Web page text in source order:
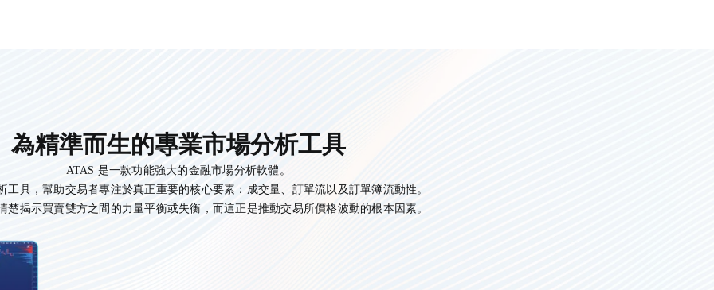
為精準而生的專業市場分析工具
ATAS 是一款功能強大的金融市場分析軟體。
工具，幫助交易者專注於真正重要的核心要素：成交量、訂單流以及訂單簿流動性。
楚揭示買賣雙方之間的力量平衡或失衡，而這正是推動交易所價格波動的根本因素。